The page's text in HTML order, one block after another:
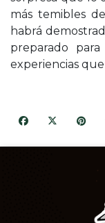
más temibles
habrá
preparado
experiencias